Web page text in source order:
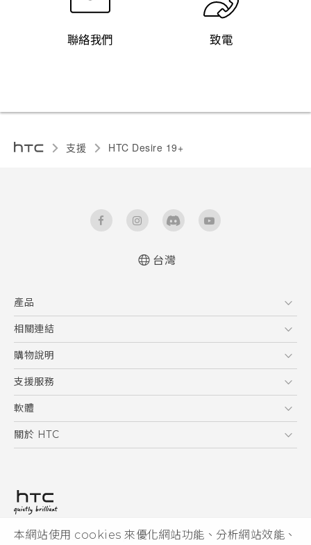
本網站使用 cookies 來優化網站功能、分析網站效能、
聯絡我們 致電
支援 ‎HTC Desire 19+‎‎
User manual
台灣
產品
5G
智慧型手機
配件
相關連結
HTC Research
購物說明
購物須知
訂單管理
付款方式
支援服務
到府收送維修服務
服務中心資訊
客戶服務佈告欄
軟體
應用程式
HTC Sync Manager
關於 HTC
投資人
© 2011-2026 HTC Corporation